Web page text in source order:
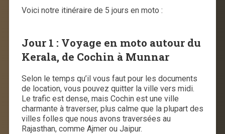
Voici notre itinéraire de 5 jours en moto :
Jour 1 : Voyage en moto autour du
Kerala, de Cochin à Munnar
Selon le temps qu’il vous faut pour les documents
de location, vous pouvez quitter la ville vers midi.
Le trafic est dense, mais Cochin est une ville
charmante à traverser, plus calme que la plupart des
villes folles que nous avons traversées au
Rajasthan, comme Ajmer ou Jaipur.